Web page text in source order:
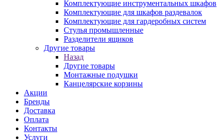
Комплектующие инструментальных шкафов
Комплектующие для шкафов раздевалок
Комплектующие для гардеробных систем
Стулья промышленные
Разделители ящиков
Другие товары
Назад
Другие товары
Монтажные подушки
Канцелярские корзины
Акции
Бренды
Доставка
Оплата
Контакты
Услуги